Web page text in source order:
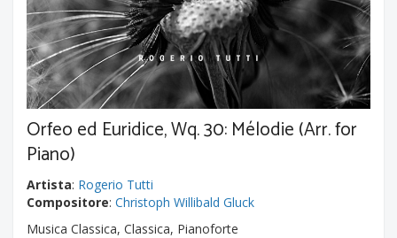
Orfeo ed Euridice, Wq. 30: Mélodie (Arr. for
Piano)
Artista: Rogerio Tutti
Compositore: Christoph Willibald Gluck
Musica Classica, Classica, Pianoforte